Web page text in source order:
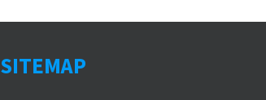
SITEMAP